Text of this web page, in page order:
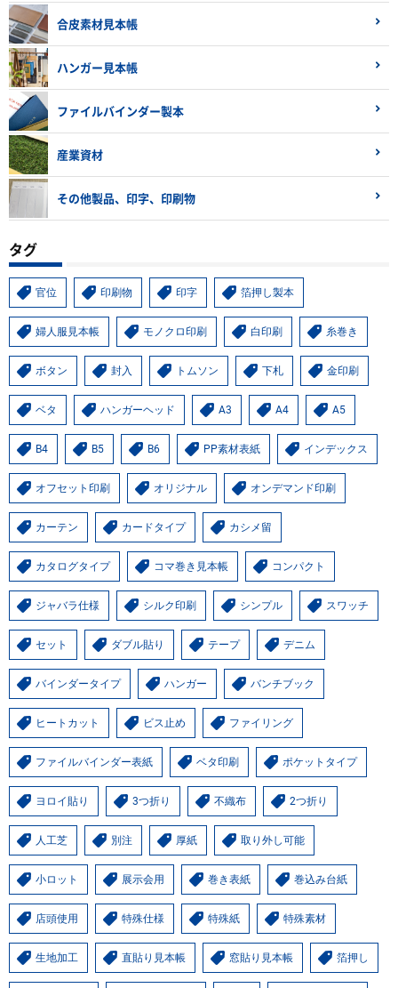
合皮素材見本帳
ハンガー見本帳
ファイルバインダー製本
産業資材
その他製品、印字、印刷物
タグ
官位 印刷物 印字 箔押し製本
婦人服見本帳 モノクロ印刷 白印刷 糸巻き
ボタン 封入 トムソン 下札 金印刷
ベタ ハンガーヘッド A3 A4 A5
B4 B5 B6 PP素材表紙 インデックス
オフセット印刷 オリジナル オンデマンド印刷
カーテン カードタイプ カシメ留
カタログタイプ コマ巻き見本帳 コンパクト
ジャバラ仕様 シルク印刷 シンプル スワッチ
セット ダブル貼り テープ デニム
バインダータイプ ハンガー バンチブック
ヒートカット ビス止め ファイリング
ファイルバインダー表紙 ベタ印刷 ポケットタイプ
ヨロイ貼り 3つ折り 不織布 2つ折り
人工芝 別注 厚紙 取り外し可能
小ロット 展示会用 巻き表紙 巻込み台紙
店頭使用 特殊仕様 特殊紙 特殊素材
生地加工 直貼り見本帳 窓貼り見本帳 箔押し